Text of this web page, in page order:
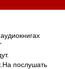
послушать